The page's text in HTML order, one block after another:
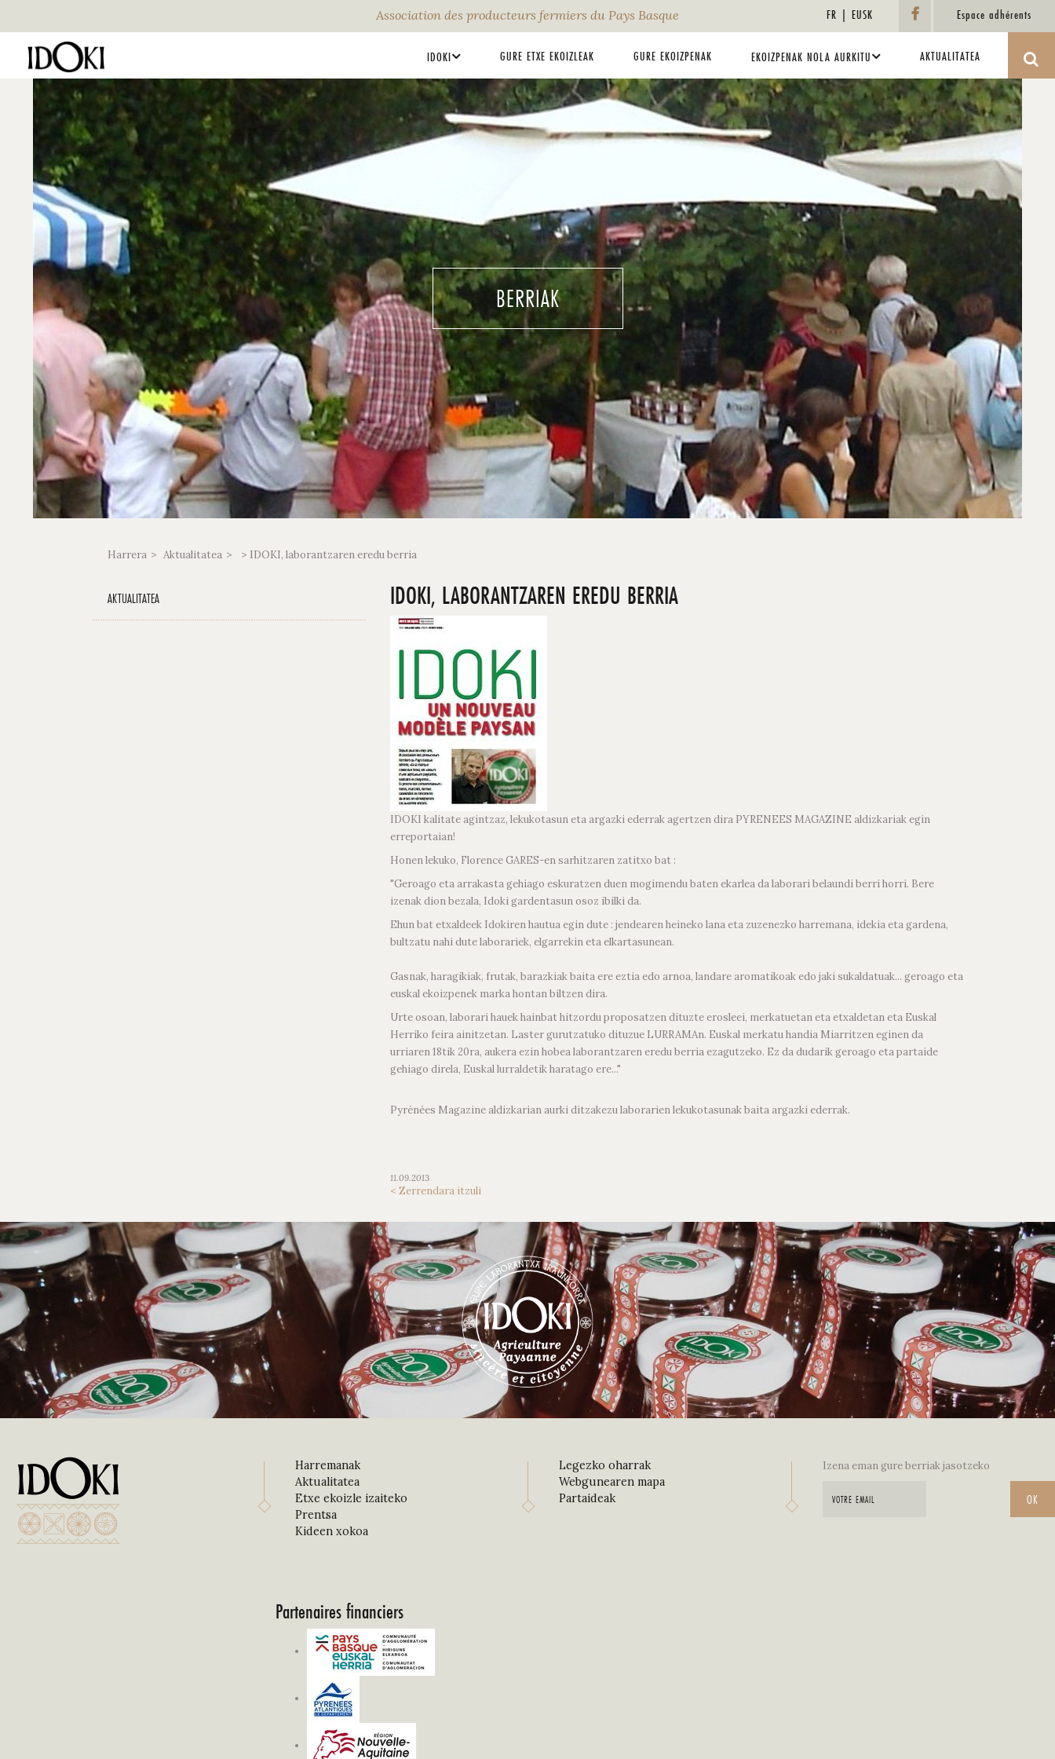
Association des producteurs fermiers du Pays Basque FR EUSK Espace adhérents
IDOKI GURE ETXE EKOIZLEAK GURE EKOIZPENAK EKOIZPENAK NOLA AURKITU AKTUALITATEA
BERRIAK
Harrera Aktualitatea > IDOKI, laborantzaren eredu berria
AKTUALITATEA IDOKI, LABORANTZAREN EREDU BERRIA
IDOKI kalitate agintzaz, lekukotasun eta argazki ederrak agertzen dira PYRENEES MAGAZINE aldizkariak egin
erreportaian!
Honen lekuko, Florence GARES-en sarhitzaren zatitxo bat :
"Geroago eta arrakasta gehiago eskuratzen duen mogimendu baten ekarlea da laborari belaundi berri horri. Bere
izenak dion bezala, Idoki gardentasun osoz ibilki da.
Ehun bat etxaldeek Idokiren hautua egin dute : jendearen heineko lana eta zuzenezko harremana, idekia eta gardena,
bultzatu nahi dute laborariek, elgarrekin eta elkartasunean.
Gasnak, haragikiak, frutak, barazkiak baita ere eztia edo arnoa, landare aromatikoak edo jaki sukaldatuak... geroago eta
euskal ekoizpenek marka hontan biltzen dira.
Urte osoan, laborari hauek hainbat hitzordu proposatzen dituzte erosleei, merkatuetan eta etxaldetan eta Euskal
Herriko feira ainitzetan. Laster gurutzatuko dituzue LURRAMAn. Euskal merkatu handia Miarritzen eginen da
urriaren 18tik 20ra, aukera ezin hobea laborantzaren eredu berria ezagutzeko. Ez da dudarik geroago eta partaide
gehiago direla, Euskal lurraldetik haratago ere..."
Pyrénées Magazine aldizkarian aurki ditzakezu laborarien lekukotasunak baita argazki ederrak.
11.09.2013
< Zerrendara itzuli
Harremanak
Aktualitatea
Etxe ekoizle izaiteko
Prentsa
Kideen xokoa
Legezko oharrak
Webgunearen mapa
Partaideak
Izena eman gure berriak jasotzeko
Partenaires financiers